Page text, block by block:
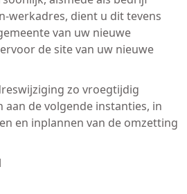
werkadres, dient u dit tevens
van uw nieuwe
de site van uw nieuwe
zo vroegtijdig
de volgende instanties, in
en inplannen van de omzetting